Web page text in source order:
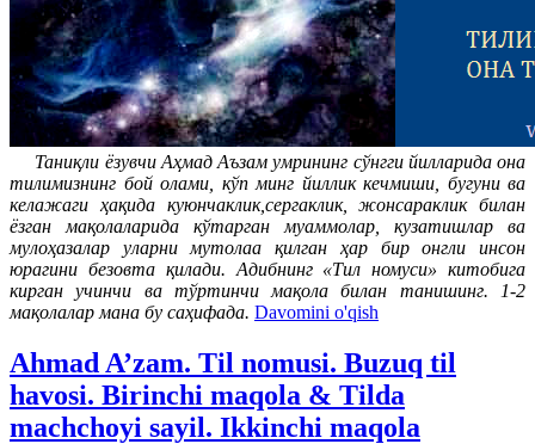
Таниқли ёзувчи Аҳмад Аъзам умрининг сўнгги йилларида она
тилимизнинг бой олами, кўп минг йиллик кечмиши, бугуни ва
келажаги ҳақида куюнчаклик,сергаклик, жонсараклик билан
ёзган мақолаларида кўтарган муаммолар, кузатишлар ва
мулоҳазалар уларни мутолаа қилган ҳар бир онгли инсон
юрагини безовта қилади. Адибнинг «Тил номуси» китобига
кирган учинчи ва тўртинчи мақола билан танишинг. 1-2
мақолалар мана бу саҳифада. Davomini o'qish
Ahmad A’zam. Til nomusi. Buzuq til
havosi. Birinchi maqola & Tilda
machchoyi sayil. Ikkinchi maqola